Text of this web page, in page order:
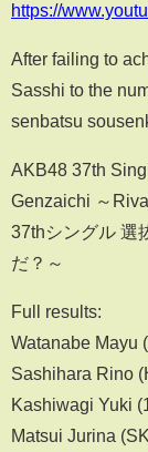
https://
After failing to
Sasshi to the
senbatsu
AKB48 37th
Genzaichi ～
37thシングル 選
だ？～
Full results:
Watanabe Mayu
Sashihara Rino
Kashiwagi Yuki
Matsui Jurina